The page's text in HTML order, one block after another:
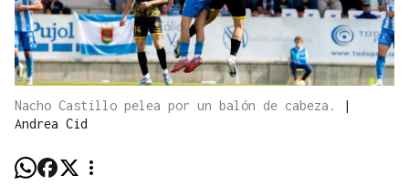
Nacho Castillo pelea por un balón de cabeza.
|
Andrea Cid